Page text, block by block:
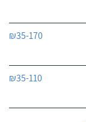
₪35-170
₪35-110